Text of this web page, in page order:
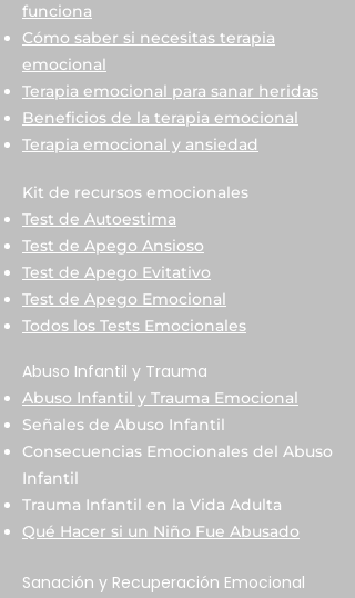
funciona
Cómo saber si necesitas terapia
emocional
Terapia emocional para sanar heridas
Beneficios de la terapia emocional
Terapia emocional y ansiedad
Kit de recursos emocionales
Test de Autoestima
Test de Apego Ansioso
Test de Apego Evitativo
Test de Apego Emocional
Todos los Tests Emocionales
Abuso Infantil y Trauma
Abuso Infantil y Trauma Emocional
Señales de Abuso Infantil
Consecuencias Emocionales del Abuso
Infantil
Trauma Infantil en la Vida Adulta
Qué Hacer si un Niño Fue Abusado
Sanación y Recuperación Emocional